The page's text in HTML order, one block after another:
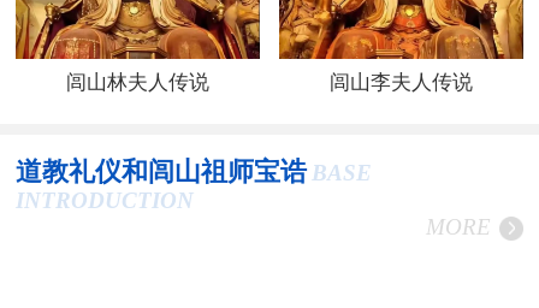
闾山林夫人传说 闾山李夫人传说
道教礼仪和闾山祖师宝诰 BASE
INTRODUCTION
MORE